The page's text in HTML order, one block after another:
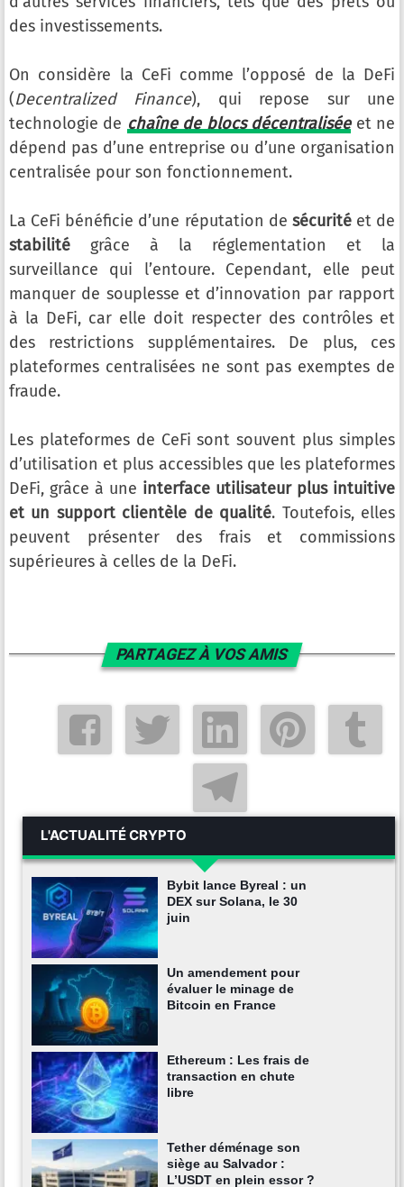
des investissements.
On considère la CeFi comme l’opposé de la DeFi
(Decentralized Finance), qui repose sur une
technologie de chaîne de blocs décentraliséeet ne
dépend pas d’une entreprise ou d’une organisation
centralisée pour son fonctionnement.
La CeFi bénéficie d’une réputation de sécurité et de
stabilité grâce à la réglementation et la
surveillance qui l’entoure. Cependant, elle peut
manquer de souplesse et d’innovation par rapport
à la DeFi, car elle doit respecter des contrôles et
des restrictions supplémentaires. De plus, ces
plateformes centralisées ne sont pas exemptes de
fraude.
Les plateformes de CeFi sont souvent plus simples
d’utilisation et plus accessibles que les plateformes
DeFi, grâce à une interface utilisateur plus intuitive
et un support clientèle de qualité. Toutefois, elles
peuvent présenter des frais et commissions
supérieures à celles de la DeFi.
PARTAGEZ À VOS AMIS
L'ACTUALITÉ CRYPTO
Bybit lance Byreal : un
DEX sur Solana, le 30
juin
Un amendement pour
évaluer le minage de
Bitcoin en France
Ethereum : Les frais de
transaction en chute
libre
Tether déménage son
siège au Salvador :
L’USDT en plein essor ?